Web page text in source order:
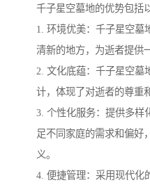
千子星空墓地的优势包括
1. 环境优美：千子星空墓
清新的地方，为逝者提供
2. 文化底蕴：千子星空墓
计，体现了对逝者的尊重
3. 个性化服务：提供多样
足不同家庭的需求和偏好
义。
4. 便捷管理：采用现代化